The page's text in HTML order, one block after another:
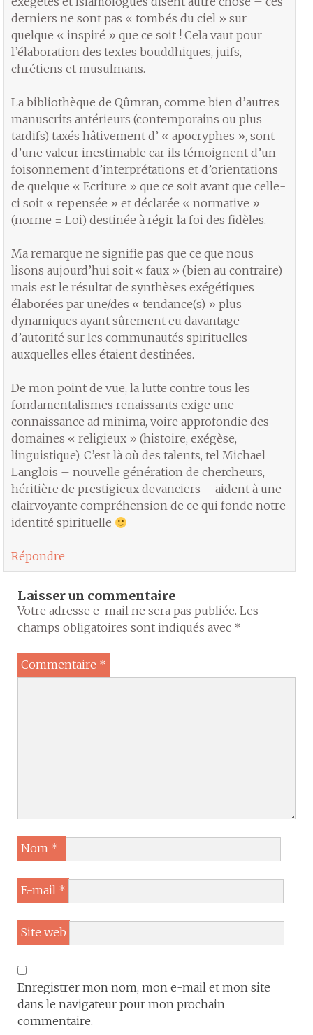
derniers ne sont pas « tombés du ciel » sur
quelque « inspiré » que ce soit ! Cela vaut pour
l’élaboration des textes bouddhiques, juifs,
chrétiens et musulmans.
La bibliothèque de Qûmran, comme bien d’autres
manuscrits antérieurs (contemporains ou plus
tardifs) taxés hâtivement d’ « apocryphes », sont
d’une valeur inestimable car ils témoignent d’un
foisonnement d’interprétations et d’orientations
de quelque « Ecriture » que ce soit avant que celle-
ci soit « repensée » et déclarée « normative »
(norme = Loi) destinée à régir la foi des fidèles.
Ma remarque ne signifie pas que ce que nous
lisons aujourd’hui soit « faux » (bien au contraire)
mais est le résultat de synthèses exégétiques
élaborées par une/des « tendance(s) » plus
dynamiques ayant sûrement eu davantage
d’autorité sur les communautés spirituelles
auxquelles elles étaient destinées.
De mon point de vue, la lutte contre tous les
fondamentalismes renaissants exige une
connaissance ad minima, voire approfondie des
domaines « religieux » (histoire, exégèse,
linguistique). C’est là où des talents, tel Michael
Langlois – nouvelle génération de chercheurs,
héritière de prestigieux devanciers – aident à une
clairvoyante compréhension de ce qui fonde notre
identité spirituelle
Répondre
Laisser un commentaire
Votre adresse e-mail ne sera pas publiée. Les
champs obligatoires sont indiqués avec *
Commentaire *
Nom *
E-mail *
Site web
Enregistrer mon nom, mon e-mail et mon site
dans le navigateur pour mon prochain
commentaire.